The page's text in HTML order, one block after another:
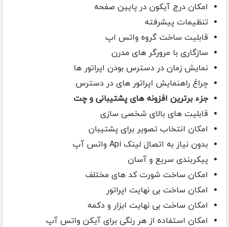
امکان درج آیکون در پایین صفحه
تنظیمات پیشرفته
قابلیت ساخت گروه واتس اپ
سازگاری با مرورگر های مدرن
نمایش زمان در دسترس بودن اپراتور ها
چراغ راهنمایش اپراتور های در دسترس
جزء برترین افزونه های پشتیبانی و چت
قابلیت های بالای شخصی سازی
امکان انتخاب تصویر برای پشتیبان
بدون نیاز به اتصال لینک Api واتس آپ
پیکربندی سریع و آسان
امکان ساخت شورت کد های مختلف
امکان ساخت بی نهایت اپراتور
امکان ساخت بی نهایت ابزار و دکمه
امکان استفاده از هر رنگی برای آیکن واتس آپ